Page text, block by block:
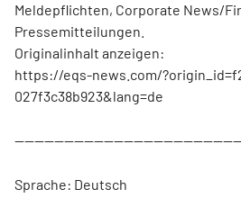
Meldepflichten, Corporate News/
Pressemitteilungen.
Originalinhalt anzeigen:
https://eqs-news.com/
027f3c38b923&lang=de
Sprache: Deutsch